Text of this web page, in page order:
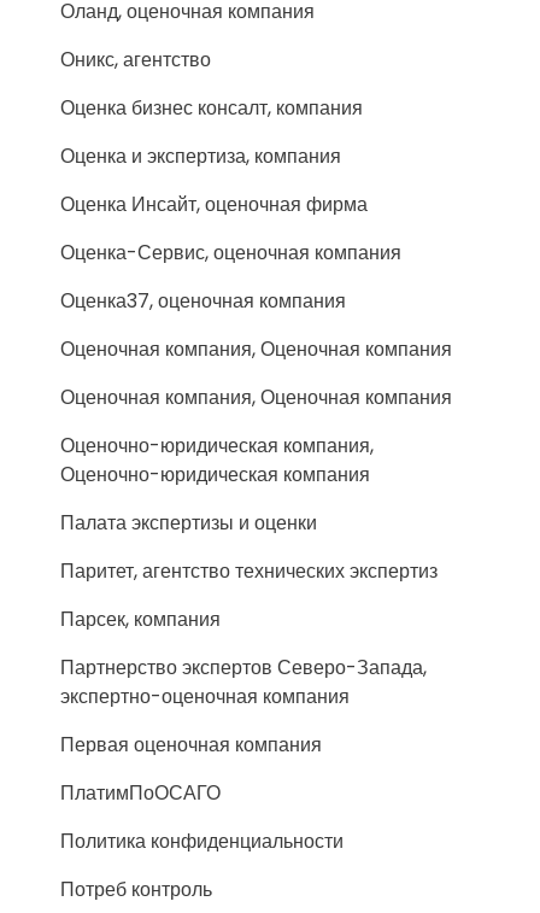
Оланд, оценочная компания
Оникс, агентство
Оценка бизнес консалт, компания
Оценка и экспертиза, компания
Оценка Инсайт, оценочная фирма
Оценка-Сервис, оценочная компания
Оценка37, оценочная компания
Оценочная компания, Оценочная компания
Оценочная компания, Оценочная компания
Оценочно-юридическая компания,
Оценочно-юридическая компания
Палата экспертизы и оценки
Паритет, агентство технических экспертиз
Парсек, компания
Партнерство экспертов Северо-Запада,
экспертно-оценочная компания
Первая оценочная компания
ПлатимПоОСАГО
Политика конфиденциальности
Потреб контроль